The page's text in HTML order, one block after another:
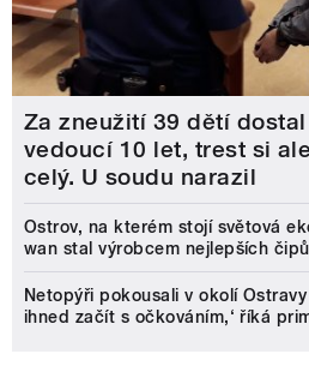
Za zneužití 39 dětí
vedoucí 10 let, trest si
celý. U soudu narazil
Ostrov, na kterém stojí světová
wan stal výrobcem nejlepších
Netopýři pokousali v okolí
ihned začít s očkováním,‘ říká